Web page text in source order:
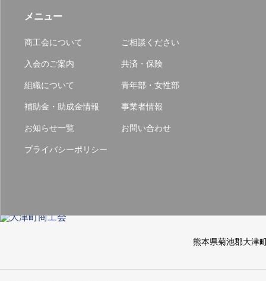
メニュー
商工会について ご相談ください
入会のご案内 共済・保険
組織について 青年部・女性部
補助金・助成金情報 事業者情報
お知らせ一覧 お問い合わせ
プライバシーポリシー
熊本県菊池郡大津